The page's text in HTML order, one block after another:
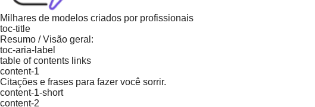
Milhares de modelos criados por profissionais
toc-title
Resumo / Visão geral:
toc-aria-label
table of contents links
content-1
Citações e frases para fazer você sorrir.
content-1-short
content-2